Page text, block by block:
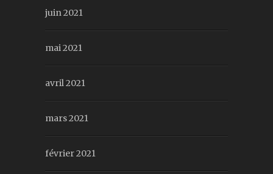
juin 2021
mai 2021
avril 2021
mars 2021
février 2021